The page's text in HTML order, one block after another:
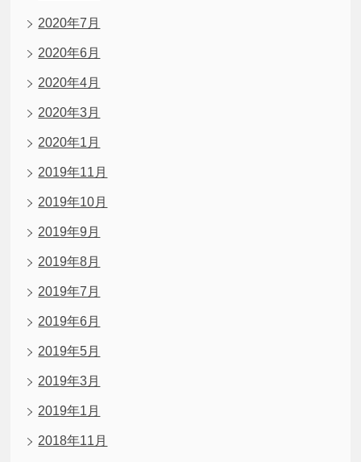
2020年7月
2020年6月
2020年4月
2020年3月
2020年1月
2019年11月
2019年10月
2019年9月
2019年8月
2019年7月
2019年6月
2019年5月
2019年3月
2019年1月
2018年11月